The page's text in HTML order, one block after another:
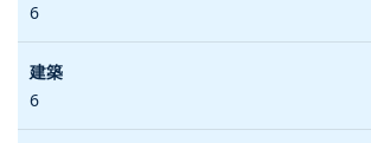
6
6